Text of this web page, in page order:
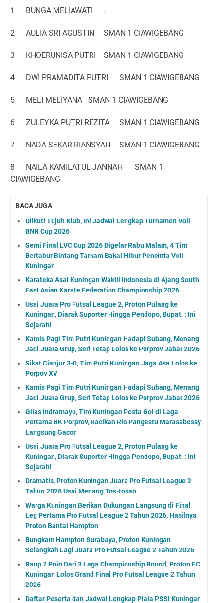
1 BUNGA MELIAWATI -
2 AULIA SRI AGUSTIN SMAN 1 CIAWIGEBANG
3 KHOERUNISA PUTRI SMAN 1 CIAWIGEBANG
4 DWI PRAMADITA PUTRI SMAN 1 CIAWIGEBANG
5 MELI MELIYANA SMAN 1 CIAWIGEBANG
6 ZULEYKA PUTRI REZITA SMAN 1 CIAWIGEBANG
7 NADA SEKAR RIANSYAH SMAN 1 CIAWIGEBANG
8 NAILA KAMILATUL JANNAH
SMAN 1
CIAWIGEBANG
BACA JUGA
Diikuti Tujuh Klub, Ini Jadwal Lengkap Turnamen Voli
BNR Cup 2026
Semi Final LVC Cup 2026 Digelar Rabu Malam, 4 Tim
Bertabur Bintang Tarkam Bakal Hibur Pencinta Voli
Kuningan
Karateka Asal Kuningan Wakili Indonesia di Ajang South
East Asian Karate Federation Championship 2026
Usai Juara Pro Futsal League 2, Proton Pulang ke
Kuningan, Diarak Suporter Hingga Pendopo, Bupati : Ini
Sejarah!
Kamis Pagi Tim Putri Kuningan Hadapi Subang, Menang
Jadi Juara Grup, Seri Tetap Lolos ke Porprov Jabar 2026
Sikat Cianjur 3-0, Tim Putri Kuningan Jaga Asa Lolos ke
Porpov XV
Kamis Pagi Tim Putri Kuningan Hadapi Subang, Menang
Jadi Juara Grup, Seri Tetap Lolos ke Porprov Jabar 2026
Gilas Indramayu, Tim Kuningan Pesta Gol di Laga
Pertama BK Porprov, Racikan Rio Pangestu Marasabessy
Langsung Gacor
Usai Juara Pro Futsal League 2, Proton Pulang ke
Kuningan, Diarak Suporter Hingga Pendopo, Bupati : Ini
Sejarah!
Dramatis, Proton Kuningan Juara Pro Futsal League 2
Tahun 2026 Usai Menang Tos-tosan
Warga Kuningan Berikan Dukungan Langsung di Final
Leg Pertama Pro Futsal League 2 Tahun 2026, Hasilnya
Proton Bantai Hampton
Bungkam Hampton Surabaya, Proton Kuningan
Selangkah Lagi Juara Pro Futsal League 2 Tahun 2026
Raup 7 Poin Dari 3 Laga Championship Round, Proton FC
Kuningan Lolos Grand Final Pro Futsal League 2 Tahun
2026
Daftar Peserta dan Jadwal Lengkap Piala PSSI Kuningan